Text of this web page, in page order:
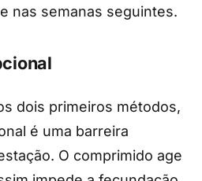
nas semanas seguintes.
dois primeiros métodos,
é uma barreira
O comprimido age